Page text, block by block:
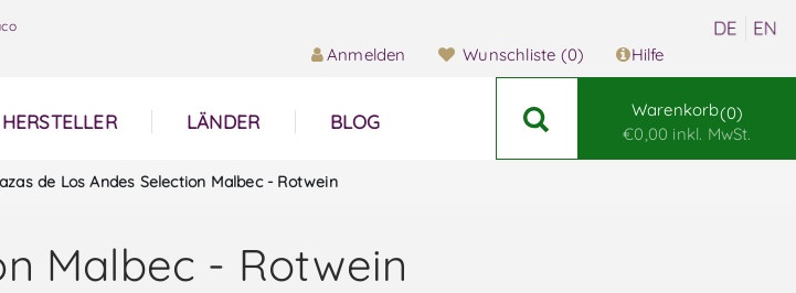
Anmelden Wunschliste (0) Hilfe
HERSTELLER LÄNDER BLOG
Warenkorb 0
€0,00 inkl. MwSt.
de Los Andes Selection Malbec - Rotwein
Malbec - Rotwein